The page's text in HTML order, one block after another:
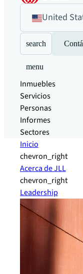
United
search
menu
Inmuebles
Servicios
Personas
Informes
Sectores
Inicio
chevron_right
Acerca de JLL
chevron_right
Leadership